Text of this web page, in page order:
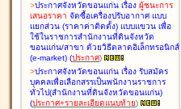
>ประกาศจังหวัดขอนแก่น เรื่อง ผู้ชนะการ
เสนอราคา จัดซื้อเครื่องปรับอากาศ แบบ
แยกส่วน (ราคาค่าติดตั้ง) แบบแขวน เพื่อ
ใช้ในราชการสำนักงานที่ดินจังหวัด
ขอนแก่น/สาขา ด้วยวิธีตลาดอิเล็กทรอนิกส์
(e-market) (ประกาศ)
>ประกาศจังหวัดขอนแก่น เรื่อง รับสมัคร
บุคคลเพื่อเลือกสรรเป็นพนักงานราชการ
ทั่วไป(สำนักงานที่ดินจังหวัดขอนแก่น)
(ประกาศ+รายละเอียดแนบท้าย)